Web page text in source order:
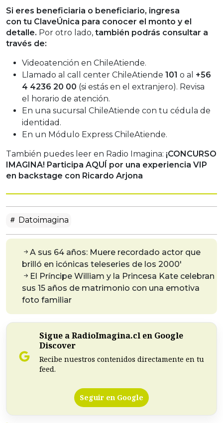
Si eres beneficiaria o beneficiario, ingresa
con tu ClaveÚnica para conocer el monto y el
detalle. Por otro lado, también podrás consultar a
través de:
Videoatención en ChileAtiende.
Llamado al call center ChileAtiende 101 o al +56
4 4236 20 00 (si estás en el extranjero). Revisa
el horario de atención.
En una sucursal ChileAtiende con tu cédula de
identidad.
En un Módulo Express ChileAtiende.
También puedes leer en Radio Imagina: ¡CONCURSO
IMAGINA! Participa AQUÍ por una experiencia VIP
en backstage con Ricardo Arjona
Datoimagina
A sus 64 años: Muere recordado actor que
brilló en icónicas teleseries de los 2000′
El Príncipe William y la Princesa Kate celebran
sus 15 años de matrimonio con una emotiva
foto familiar
Sigue a RadioImagina.cl en Google
Discover
Recibe nuestros contenidos directamente en tu
feed.
Seguir en Google